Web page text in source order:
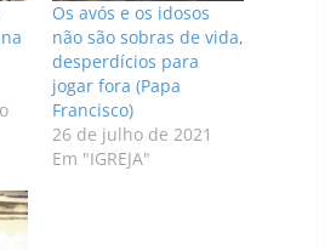
Os avós e os idosos
não são sobras de vida,
desperdícios para
jogar fora (Papa
Francisco)
26 de julho de 2021
Em "IGREJA"